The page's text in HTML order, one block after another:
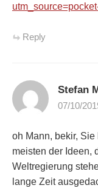
Reply
Stefan
07/10/
oh Mann, bekir,
meisten der Ideen,
Weltregierung
lange Zeit